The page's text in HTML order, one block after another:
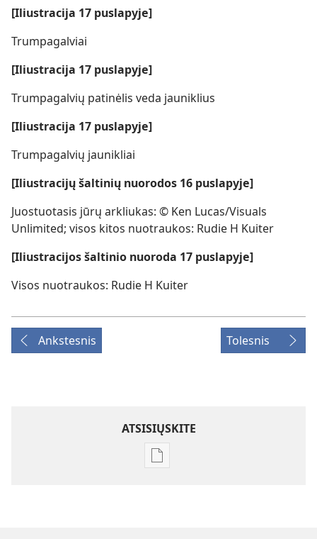
[Iliustracija 17 puslapyje]
Trumpagalviai
[Iliustracija 17 puslapyje]
Trumpagalvių patinėlis veda jauniklius
[Iliustracija 17 puslapyje]
Trumpagalvių jaunikliai
[Iliustracijų šaltinių nuorodos 16 puslapyje]
Juostuotasis jūrų arkliukas: © Ken Lucas/Visuals
Unlimited; visos kitos nuotraukos: Rudie H Kuiter
[Iliustracijos šaltinio nuoroda 17 puslapyje]
Visos nuotraukos: Rudie H Kuiter
Ankstesnis Tolesnis
ATSISIŲSKITE
Skaitmeninių